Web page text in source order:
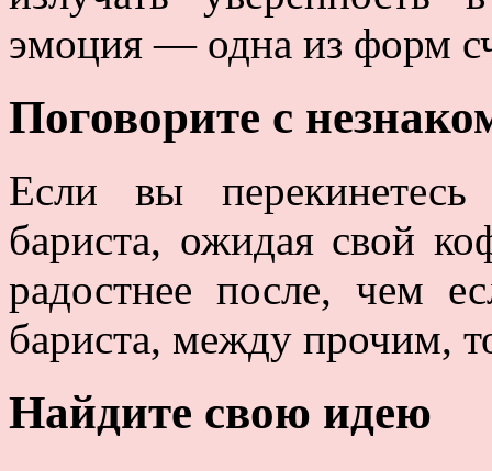
эмоция — одна из форм
Поговорите с
Если вы
бариста, ожидая свой
радостнее после, чем
бариста, между прочим,
Найдите свою идею